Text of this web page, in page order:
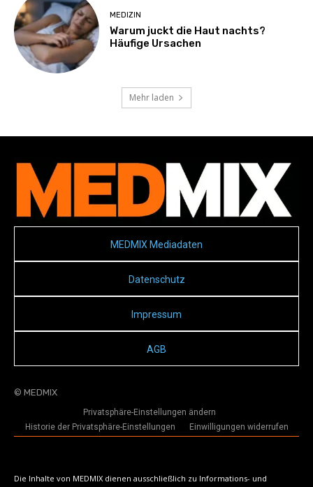
MEDIZIN
Warum juckt die Haut nachts?
Häufige Ursachen
Mehr laden
MEDMIX Mediadaten
Datenschutz
Impressum
AGB
© MEDMIX
Privatsphäre-Einstellungen ändern
Historie der Privatsphäre-Einstellungen
Einwilligungen widerrufen
Die Inhalte von MEDMIX dienen ausschließlich zu Informations- und